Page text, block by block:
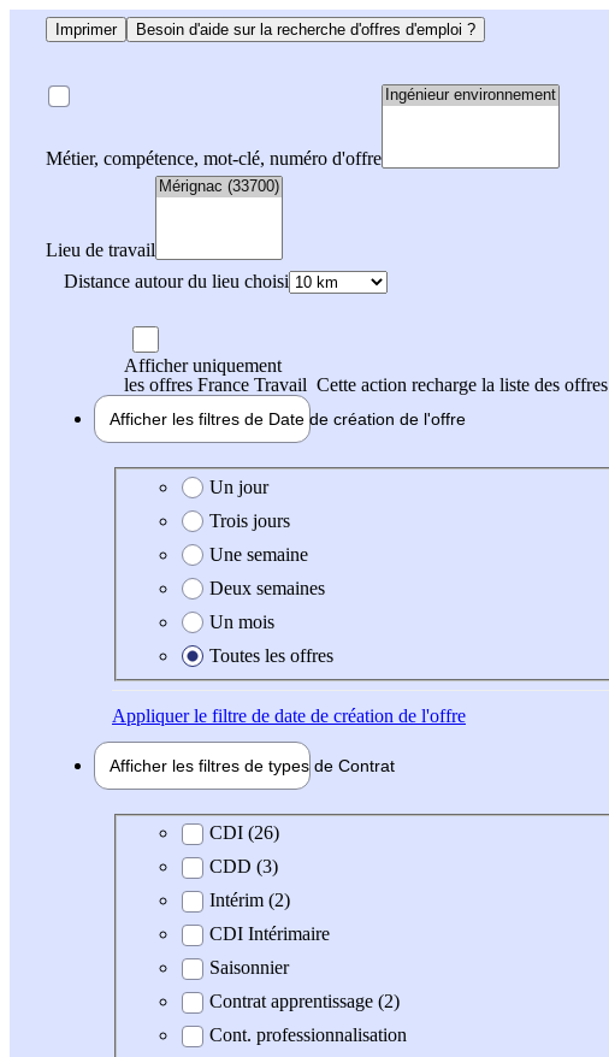
Imprimer Besoin d'aide sur la recherche d'offres d'emploi ?
Métier, compétence, mot-clé, numéro d'offre
Lieu de travail
Distance autour du lieu choisi
Afficher uniquement
les offres France Travail Cette action recharge la liste des offres
Afficher les filtres de Date de création de l'offre
Date de création de l'offre
Un jour
Trois jours
Une semaine
Deux semaines
Un mois
Toutes les offres
Appliquerle filtre de date de création de l'offre
Afficher les filtres de types de Contrat
Type de contratCDI (26)
CDD (3)
Intérim (2)
CDI Intérimaire
Saisonnier
Contrat apprentissage (2)
Cont. professionnalisation